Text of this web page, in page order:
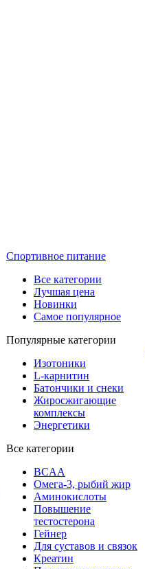
Спортивное питание
Все категории
Лучшая цена
Новинки
Самое популярное
Популярные категории
Изотоники
L-карнитин
Батончики и снеки
Жиросжигающие
комплексы
Энергетики
Все категории
BCAA
Омега-3, рыбий жир
Аминокислоты
Повышение
тестостерона
Гейнер
Для суставов и связок
Креатин